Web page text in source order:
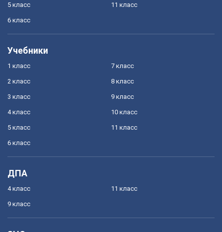
5 класс
6 класс
11 класс
Учебники
1 класс
2 класс
3 класс
4 класс
5 класс
6 класс
7 класс
8 класс
9 класс
10 класс
11 класс
ДПА
4 класс
9 класс
11 класс